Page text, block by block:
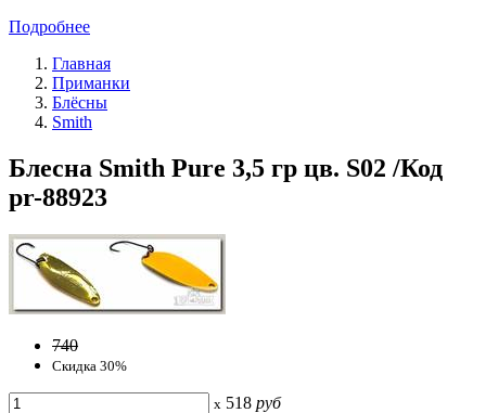
Подробнее
Главная
Приманки
Блёсны
Smith
Блесна Smith Pure 3,5 гр цв. S02 /Код
pr-88923
740
Скидка 30%
x 518 руб